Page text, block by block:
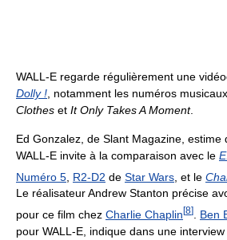
WALL-E regarde régulièrement une
Dolly ! , notamment les numéros musicaux
Clothes et It Only Takes A Moment.
Ed Gonzalez, de Slant Magazine,
WALL-E invite à la comparaison avec le
Numéro 5 R2-D2 de Star Wars , et le
Le réalisateur Andrew Stanton précise
pour ce film chez Charlie Chaplin [8] Ben
pour WALL-E, indique dans une